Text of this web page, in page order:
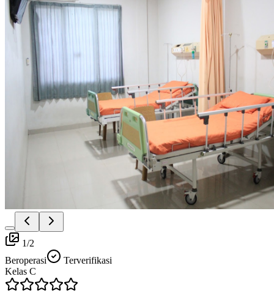
1/2
Beroperasi
Terverifikasi
Kelas C